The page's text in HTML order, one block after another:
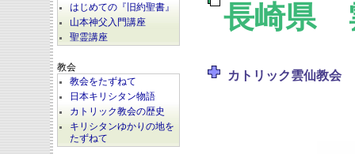
はじめての『旧約聖書』
山本神父入門講座
聖霊講座
教会
教会をたずねて
日本キリシタン物語
カトリック教会の歴史
キリシタンゆかりの地を
たずねて
長崎県
カトリック雲仙教会